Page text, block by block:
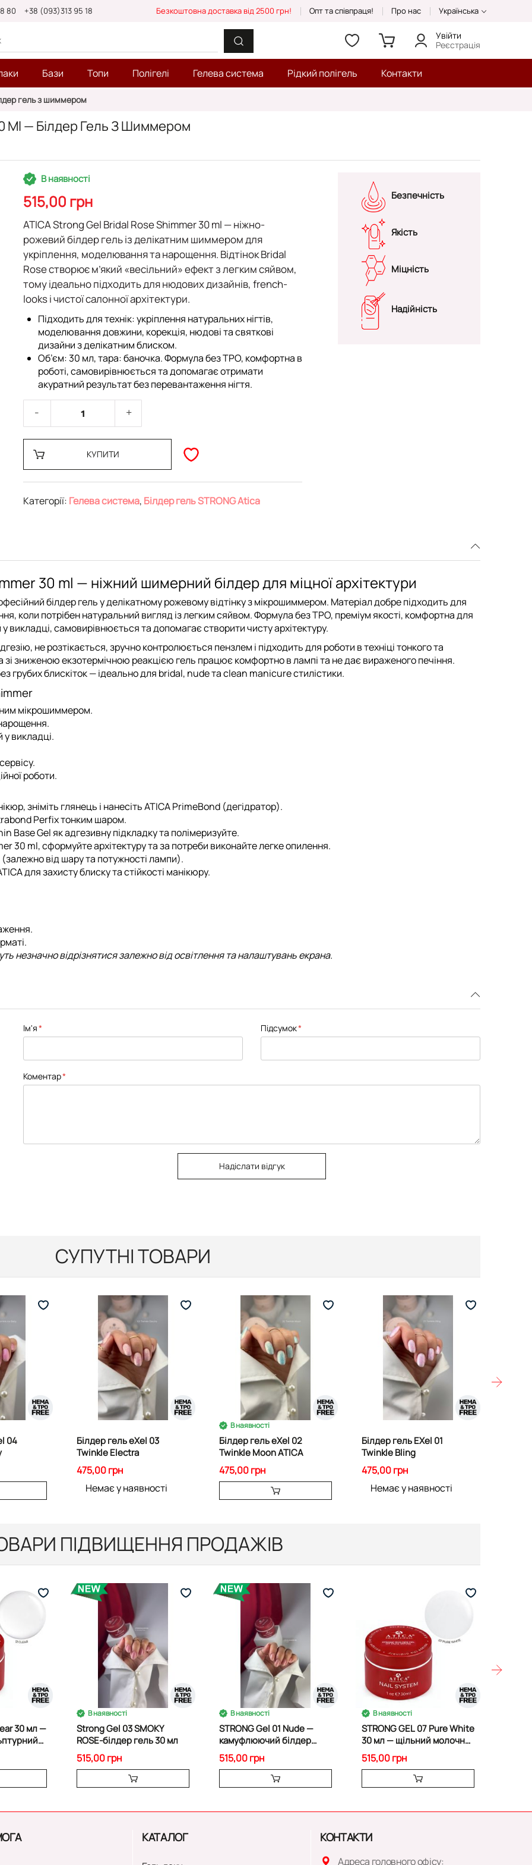
80 +38 (093)313 95 18 Безкоштовна доставка від 2500 грн! Опт та співпраця! Про нас Українська
Увійти
Реєстрація
Бази Топи Полігелі Гелева система Рідкий полігель Контакти
гель з шиммером
Ml — Білдер Гель З Шиммером
В наявності
515,00 грн
ATICA Strong Gel Bridal Rose Shimmer 30 ml — ніжно-
рожевий білдер гель із делікатним шиммером для
укріплення, моделювання та нарощення. Відтінок Bridal
Rose створює м’який «весільний» ефект з легким сяйвом,
тому ідеально підходить для нюдових дизайнів, french-
looks і чистої салонної архітектури.
Підходить для технік: укріплення натуральних нігтів,
моделювання довжини, корекція, нюдові та святкові
дизайни з делікатним блиском.
Об’єм: 30 мл, тара: баночка. Формула без TPO, комфортна в
роботі, самовирівнюється та допомагає отримати
акуратний результат без перевантаження нігтя.
КУПИТИ
Категорії: Гелева система, Білдер гель STRONG Atica
Безпечність
Якість
Міцність
Надійність
30 ml — ніжний шимерний білдер для міцної архітектури
білдер гель у делікатному рожевому відтінку з мікрошиммером. Матеріал добре підходить для
коли потрібен натуральний вигляд із легким сяйвом. Формула без TPO, преміум якості, комфортна для
викладці, самовирівнюється та допомагає створити чисту архітектуру.
не розтікається, зручно контролюється пензлем і підходить для роботи в техніці тонкого та
зниженою екзотермічною реакцією гель працює комфортно в лампі та не дає вираженого печіння.
грубих блискіток — ідеально для bridal, nude та clean manicure стилістики.
мікрошиммером.
викладці.
роботи.
зніміть глянець і нанесітьATICA PrimeBond (дегідратор).
Perfixтонким шаром.
Base Gelяк адгезивну підкладку та полімеризуйте.
30 ml, сформуйте архітектуру та за потреби виконайте легке опилення.
від шару та потужності лампи).
для захисту блиску та стійкості манікюру.
незначно відрізнятися залежно від освітлення та налаштувань екрана.
Ім'я Підсумок
Коментар
Надіслати відгук
СУПУТНІ ТОВАРИ
04
Білдер гель eXel 03
Twinkle Electra
475,00 грн
Немає у наявності
В наявності
Білдер гель eXel 02
Twinkle Moon ATICA
475,00 грн
Білдер гель EXel 01
Twinkle Bling
475,00 грн
Немає у наявності
ПІДВИЩЕННЯ ПРОДАЖІВ
30 мл —
В наявності
Strong Gel 03 SMOKY
ROSE-білдер гель 30 мл
515,00 грн
В наявності
STRONG Gel 01 Nude —
камуфлюючий білдер
гель 30 мл
515,00 грн
В наявності
STRONG GEL 07 Pure White
30 мл — щільний молочно-
білий
515,00 грн
КАТАЛОГ КОНТАКТИ
Адреса головного офісу: